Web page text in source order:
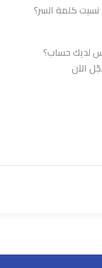
نسيت كلمة السر؟
لديك حساب؟
الآن